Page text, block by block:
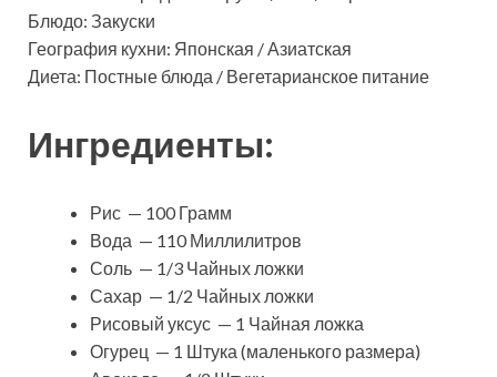
Блюдо: Закуски
География кухни: Японская / Азиатская
Диета: Постные блюда / Вегетарианское питание
Ингредиенты:
Рис — 100 Грамм
Вода — 110 Миллилитров
Соль — 1/3 Чайных ложки
Сахар — 1/2 Чайных ложки
Рисовый уксус — 1 Чайная ложка
Огурец — 1 Штука (маленького размера)